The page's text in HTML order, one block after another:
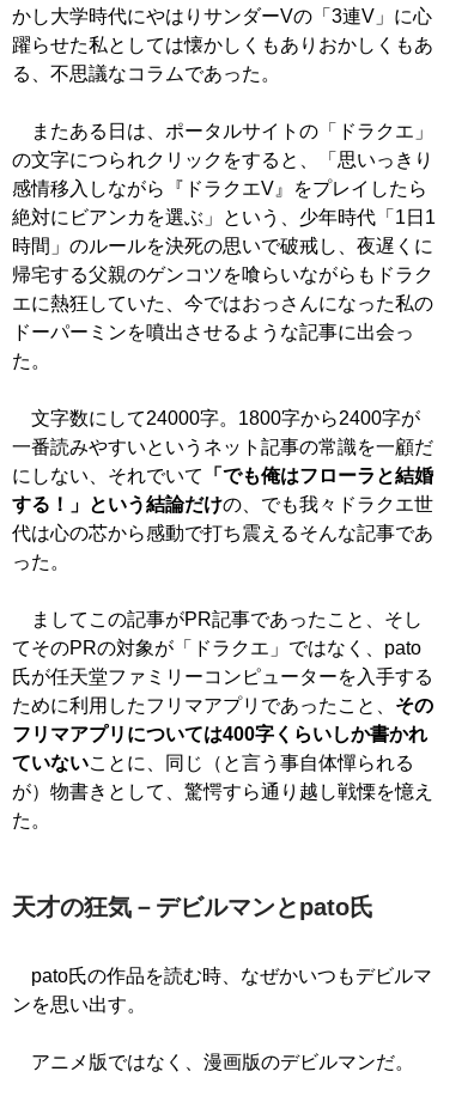
かし大学時代にやはりサンダーVの「3連V」に心
躍らせた私としては懐かしくもありおかしくもあ
る、不思議なコラムであった。
またある日は、ポータルサイトの「ドラクエ」
の文字につられクリックをすると、「思いっきり
感情移入しながら『ドラクエV』をプレイしたら
絶対にビアンカを選ぶ」という、少年時代「1日1
時間」のルールを決死の思いで破戒し、夜遅くに
帰宅する父親のゲンコツを喰らいながらもドラク
エに熱狂していた、今ではおっさんになった私の
ドーパーミンを噴出させるような記事に出会っ
た。
文字数にして24000字。1800字から2400字が
一番読みやすいというネット記事の常識を一顧だ
にしない、それでいて
「でも俺はフローラと結婚
する！」という結論だけの、でも我々ドラクエ世
代は心の芯から感動で打ち震えるそんな記事であ
った。
ましてこの記事がPR記事であったこと、そし
てそのPRの対象が「ドラクエ」ではなく、pato
氏が任天堂ファミリーコンピューターを入手する
ために利用したフリマアプリであったこと、 その
フリマアプリについては400字くらいしか書かれ
ていないことに、同じ（と言う事自体憚られる
が）物書きとして、驚愕すら通り越し戦慄を憶え
た。
天才の狂気－デビルマンとpato氏
pato氏の作品を読む時、なぜかいつもデビルマ
ンを思い出す。
アニメ版ではなく、漫画版のデビルマンだ。